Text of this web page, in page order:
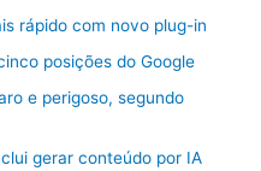
rápido com novo plug-in
posições do Google
e perigoso, segundo
gerar conteúdo por IA